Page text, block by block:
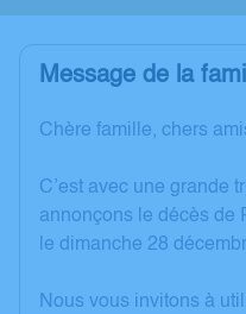
Message de la
Chère famille, chers
C’est avec une grande
annonçons le décès de
le dimanche 28
Nous vous invitons à